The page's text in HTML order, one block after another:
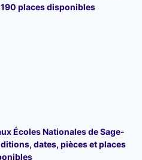
places disponibles
Écoles Nationales de Sage-
dates, pièces et places